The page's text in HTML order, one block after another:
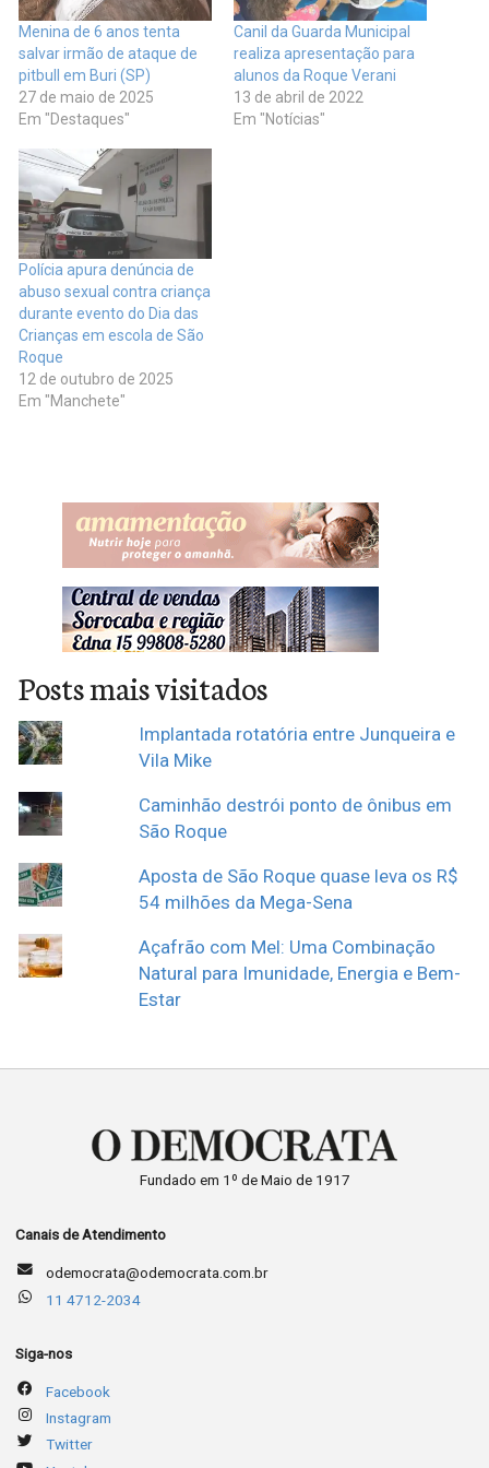
Menina de 6 anos tenta
salvar irmão de ataque de
pitbull em Buri (SP)
27 de maio de 2025
Em "Destaques"
Canil da Guarda Municipal
realiza apresentação para
alunos da Roque Verani
13 de abril de 2022
Em "Notícias"
Polícia apura denúncia de
abuso sexual contra criança
durante evento do Dia das
Crianças em escola de São
Roque
12 de outubro de 2025
Em "Manchete"
Posts mais visitados
Implantada rotatória entre Junqueira e
Vila Mike
Caminhão destrói ponto de ônibus em
São Roque
Aposta de São Roque quase leva os R$
54 milhões da Mega-Sena
Açafrão com Mel: Uma Combinação
Natural para Imunidade, Energia e Bem-
Estar
Fundado em 1º de Maio de 1917
Canais de Atendimento
odemocrata@odemocrata.com.br
11 4712-2034
Siga-nos
Facebook
Instagram
Twitter